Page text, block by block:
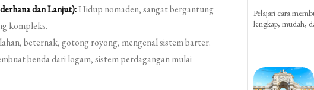
dan Lanjut):Hidup nomaden, sangat bergantung
kompleks.
beternak, gotong royong, mengenal sistem barter.
benda dari logam, sistem perdagangan mulai
Pelajari cara
lengkap, mudah,